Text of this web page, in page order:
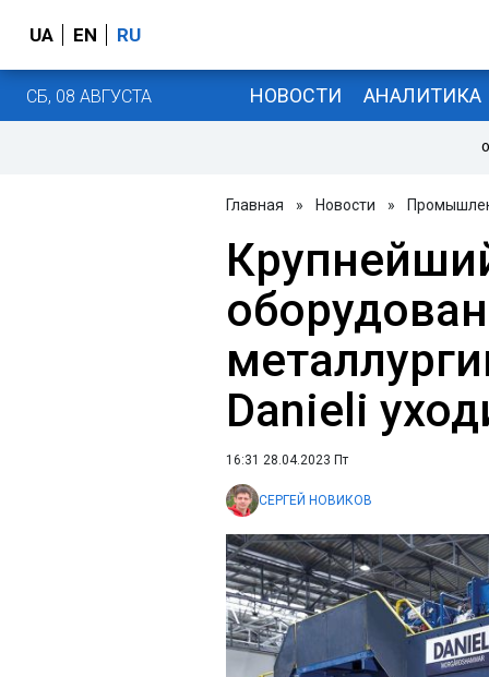
UA EN RU
СБ, 08 АВГУСТА НОВОСТИ АНАЛИТИКА
Главная » Новости »
Danieli
16:31 28.04.2023 Пт
СЕРГЕЙ НОВИКОВ